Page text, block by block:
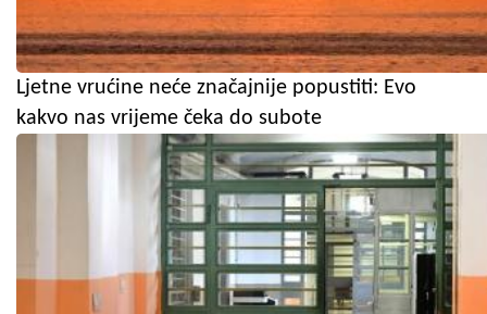
Ljetne vrućine neće značajnije popustiti: Evo
kakvo nas vrijeme čeka do subote